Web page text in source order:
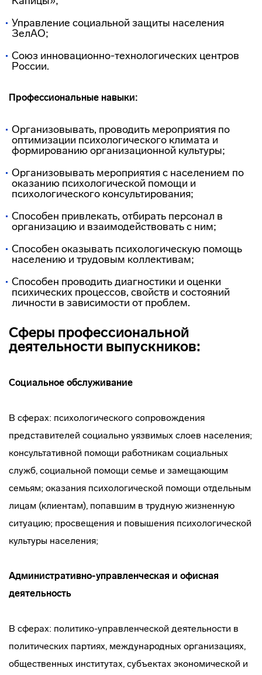
Управление социальной защиты населения
ЗелАО;
Союз инновационно-технологических центров
России.
Профессиональные навыки:
Организовывать, проводить мероприятия по
оптимизации психологического климата и
формированию организационной культуры;
Организовывать мероприятия с населением по
оказанию психологической помощи и
психологического консультирования;
Способен привлекать, отбирать персонал в
организацию и взаимодействовать с ним;
Способен оказывать психологическую помощь
населению и трудовым коллективам;
Способен проводить диагностики и оценки
психических процессов, свойств и состояний
личности в зависимости от проблем.
Сферы профессиональной
деятельности выпускников:
Социальное обслуживание
В сферах: психологического сопровождения
представителей социально уязвимых слоев населения;
консультативной помощи работникам социальных
служб, социальной помощи семье и замещающим
семьям; оказания психологической помощи отдельным
лицам (клиентам), попавшим в трудную жизненную
ситуацию; просвещения и повышения психологической
культуры населения;
Административно-управленческая и офисная
деятельность
В сферах: политико-управленческой деятельности в
политических партиях, международных организациях,
общественных институтах, субъектах экономической и